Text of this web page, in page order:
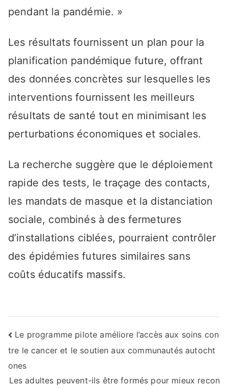
pendant la pandémie. »
Les résultats fournissent un plan pour la
planification pandémique future, offrant
des données concrètes sur lesquelles les
interventions fournissent les meilleurs
résultats de santé tout en minimisant les
perturbations économiques et sociales.
La recherche suggère que le déploiement
rapide des tests, le traçage des contacts,
les mandats de masque et la distanciation
sociale, combinés à des fermetures
d’installations ciblées, pourraient contrôler
des épidémies futures similaires sans
coûts éducatifs massifs.
Navigation
de
l’article
Le programme pilote améliore l’accès aux soins con
tre le cancer et le soutien aux communautés autocht
ones
Les adultes peuvent-ils être formés pour mieux recon